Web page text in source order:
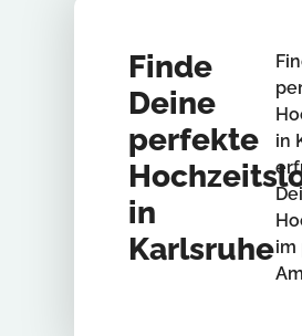
Finde
Deine
perfekte
in
Karlsruhe
in
im